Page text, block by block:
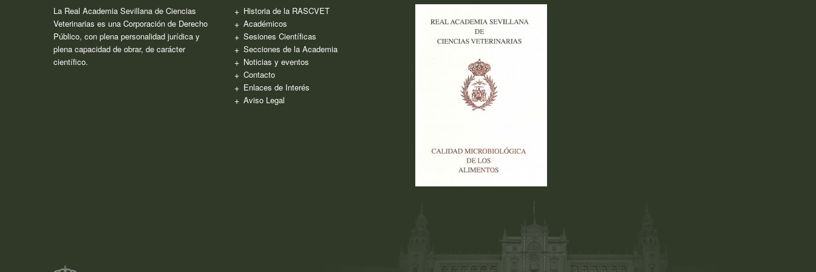
La Real Academia Sevillana de Ciencias
Veterinarias es una Corporación de Derecho
Público, con plena personalidad jurídica y
plena capacidad de obrar, de carácter
científico.
Historia de la RASCVET
Académicos
Sesiones Científicas
Secciones de la Academia
Noticias y eventos
Contacto
Enlaces de Interés
Aviso Legal